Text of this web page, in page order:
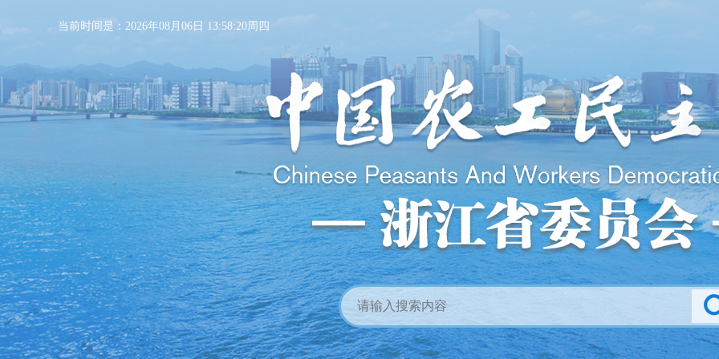
当前时间是：2026年08月06日 13:58:21周四